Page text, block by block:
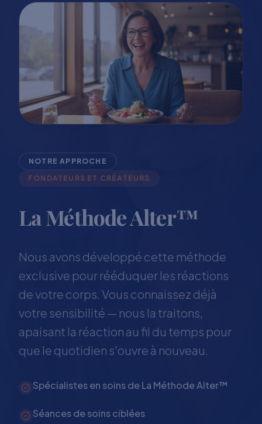
NOTRE APPROCHE
FONDATEURS ET CRÉATEURS
La Méthode Alter™
Nous avons développé cette méthode
exclusive pour rééduquer les réactions
de votre corps. Vous connaissez déjà
votre sensibilité — nous la traitons,
apaisant la réaction au fil du temps pour
que le quotidien s'ouvre à nouveau.
Spécialistes en soins de La Méthode Alter™
Séances de soins ciblées